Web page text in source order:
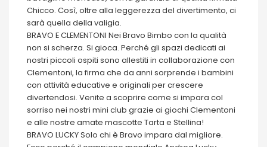
Chicco. Così, oltre alla leggerezza del divertimento, ci
sarà quella della valigia.
BRAVO E CLEMENTONI Nei Bravo Bimbo con la qualità
non si scherza. Si gioca. Perché gli spazi dedicati ai
nostri piccoli ospiti sono allestiti in collaborazione con
Clementoni, la firma che da anni sorprende i bambini
con attività educative e originali per crescere
divertendosi. Venite a scoprire come si impara col
sorriso nei nostri mini club grazie ai giochi Clementoni
e alle nostre amate mascotte Tarta e Stellina!
BRAVO LUCKY Solo chi è Bravo impara dal migliore.